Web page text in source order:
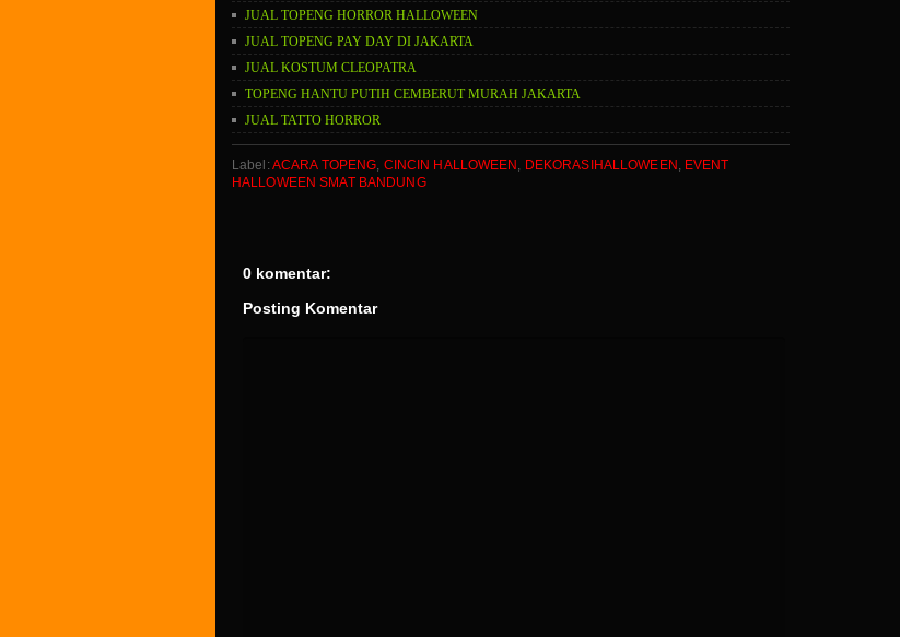
JUAL TOPENG HORROR HALLOWEEN
JUAL TOPENG PAY DAY DI JAKARTA
JUAL KOSTUM CLEOPATRA
TOPENG HANTU PUTIH CEMBERUT MURAH JAKARTA
JUAL TATTO HORROR
Label: ACARA TOPENG, CINCIN HALLOWEEN , DEKORASIHALLOWEEN , EVENT
HALLOWEEN SMAT BANDUNG
0 komentar:
Posting Komentar